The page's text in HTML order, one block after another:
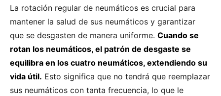
La rotación regular de neumáticos es crucial para
mantener la salud de sus neumáticos y garantizar
que se desgasten de manera uniforme. Cuando se
rotan los neumáticos, el patrón de desgaste se
equilibra en los cuatro neumáticos, extendiendo su
vida útil. Esto significa que no tendrá que reemplazar
sus neumáticos con tanta frecuencia, lo que le